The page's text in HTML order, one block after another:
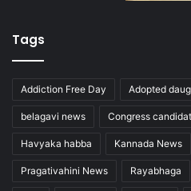
Tags
Addiction Free Day Adopted
belagavi news Congress
Havyaka habba Kannada News
Pragativahini News Rayabhaga